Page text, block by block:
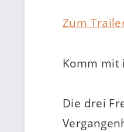
Zum
Komm mit
Die drei